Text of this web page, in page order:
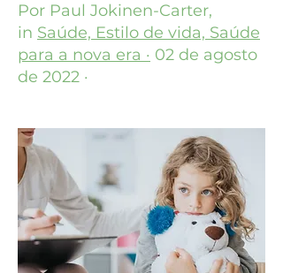
Por Paul Jokinen-Carter,
in Saúde, Estilo de vida, Saúde
para a nova era · 02 de agosto
de 2022 ·